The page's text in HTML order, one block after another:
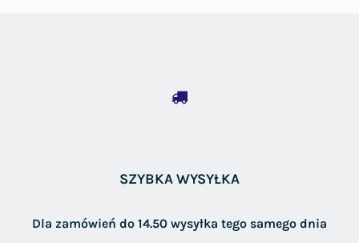
SZYBKA WYSYŁKA
Dla zamówień do 14.50 wysyłka tego samego dnia